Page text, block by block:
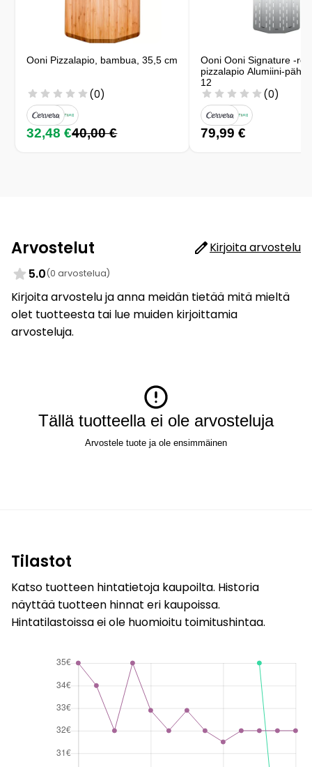
Ooni Pizzalapio, bambua, 35,5 cm
(0)
32,48 €40,00 €
Ooni Ooni Signature -
pizzalapio Alumiini-
12
(0)
79,99 €
Arvostelut
Kirjoita arvostelu
5.0(0 arvostelua)
Kirjoita arvostelu ja anna meidän tietää mitä mieltä
olet tuotteesta tai lue muiden kirjoittamia
arvosteluja.
Tällä tuotteella ei ole arvosteluja
Arvostele tuote ja ole ensimmäinen
Tilastot
Katso tuotteen hintatietoja kaupoilta. Historia
näyttää tuotteen hinnat eri kaupoissa.
Hintatilastoissa ei ole huomioitu toimitushintaa.